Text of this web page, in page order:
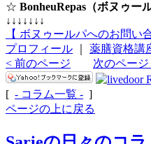
☆ BonheuRepas（ボヌゥー
↓↓↓↓↓↓↓
【 ボヌゥールパへのお問い
プロフィール
薬膳資格講
< 前のページ
次のページ
[ - コラム一覧 - ]
ページの上に戻る